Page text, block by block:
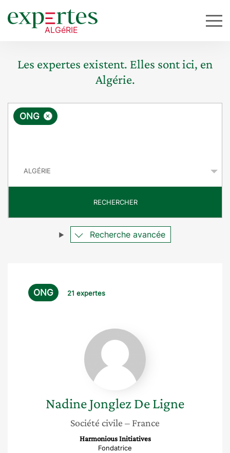
Les expertes existent. Elles sont ici, en
Algérie.
R
ê
e
×
ONG
RECHERCHER
Recherche avancée
ONG 21 expertes
Nadine
Jonglez
Ligne
NadineJonglez De Ligne
Société civile – France
Harmonious Initiatives
Fondatrice